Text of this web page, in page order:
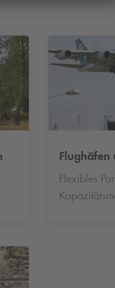
Flughäfen
Flexibles